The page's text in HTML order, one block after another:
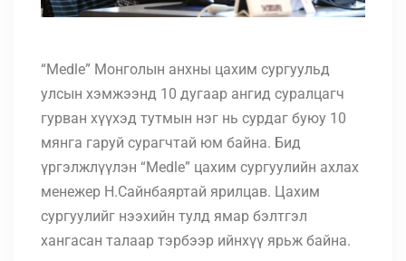
“Medle” Монголын анхны цахим сургуульд
улсын хэмжээнд 10 дугаар ангид суралцагч
гурван хүүхэд тутмын нэг нь сурдаг буюу 10
мянга гаруй сурагчтай юм байна. Бид
үргэлжлүүлэн “Medle” цахим сургуулийн ахлах
менежер Н.Сайнбаяртай ярилцав. Цахим
сургуулийг нээхийн тулд ямар бэлтгэл
хангасан талаар тэрбээр ийнхүү ярьж байна.